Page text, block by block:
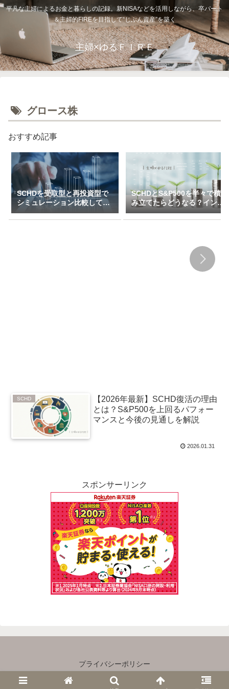
平凡な主婦によるお金と暮らしの記録。新NISAなどを活用しながら、卒パート
＆主婦的FIREを目指して“じぶん資産”を築く
主婦×ゆるＦＩＲＥ
グロース株
おすすめ記事
SCHDを受取型と再投資型で
シミュレーション比較してみ
た（一括＆特定口座で3万～
10万積立）
SCHDとS&P500を半々で積
み立てたらどうなる？インデ
ックス×高配当のハイブリッ
ド投資戦略
SCHD
【2026年最新】SCHD復活の理由
とは？S&P500を上回るパフォー
マンスと今後の見通しを解説
2026.01.31
スポンサーリンク
プライバシーポリシー
Copyright © 2023 主婦×ゆるＦＩＲＥ All Rights Reserved.